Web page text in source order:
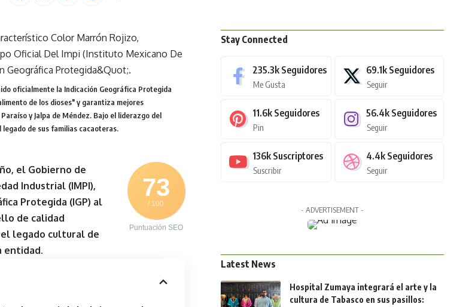
oficialmente la Indicación Geográfica Protegida
de los dioses" y garantiza mejores
y Jalpa de Méndez. Bajo el liderazgo del
de sus familias cacaoteras.
73
/ 100
Puntuación SEO
el Gobierno de
Industrial (IMPI),
Protegida (IGP) al
de calidad
legado cultural de
entidad.
Stay Connected
235.3k Seguidores
Me Gusta
69.1k Seguidores
Seguir
11.6k Seguidores
Pin
56.4k Seguidores
Seguir
136k Suscriptores
Suscribir
4.4k Seguidores
Seguir
- ADVERTISEMENT -
Latest News
Hospital Zumaya integrará el arte y la
cultura de Tabasco en sus pasillos: